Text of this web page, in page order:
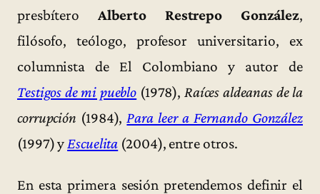
presbítero Alberto Restrepo González,
filósofo, teólogo, profesor universitario, ex
columnista de El Colombiano y autor de
Testigos de mi pueblo (1978), Raíces aldeanas de la
corrupción (1984),Para leer a Fernando González
(1997) yEscuelita (2004), entre otros.
En esta primera sesión pretendemos definir el